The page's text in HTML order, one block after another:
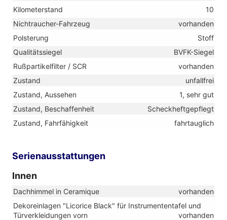
Kilometerstand
10
Nichtraucher-Fahrzeug
vorhanden
Polsterung
Stoff
Qualitätssiegel
BVFK-Siegel
Rußpartikelfilter / SCR
vorhanden
Zustand
unfallfrei
Zustand, Aussehen
1, sehr gut
Zustand, Beschaffenheit
Scheckheftgepflegt
Zustand, Fahrfähigkeit
fahrtauglich
Serienausstattungen
Innen
Dachhimmel in Ceramique
vorhanden
Dekoreinlagen "Licorice Black" für Instrumententafel und
Türverkleidungen vorn
vorhanden